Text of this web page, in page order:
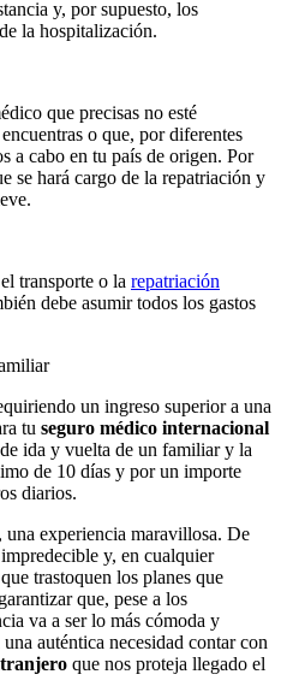
y, por supuesto, los
la hospitalización.
que precisas no esté
o que, por diferentes
a cabo en tu país de origen. Por
se hará cargo de la repatriación y
transporte o la repatriación
debe asumir todos los gastos
un ingreso superior a una
tu seguro médico internacional
ida y vuelta de un familiar y la
de 10 días y por un importe
diarios.
una experiencia maravillosa. De
y, en cualquier
trastoquen los planes que
que, pese a los
va a ser lo más cómoda y
auténtica necesidad contar con
que nos proteja llegado el